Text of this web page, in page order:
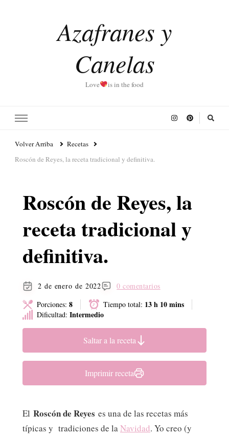
Azafranes y
Canelas
Love is in the food
Volver Arriba
Recetas
Roscón de Reyes, la receta tradicional y definitiva.
Roscón de Reyes, la
receta tradicional y
definitiva.
2 de enero de 2022
0 comentarios
Porciones: 8 Tiempo total: 13 h 10 mins
Dificultad: Intermedio
Saltar a la receta
Imprimir receta
El Roscón de Reyes es una de las recetas más
típicas y tradiciones de laNavidad. Yo creo (y